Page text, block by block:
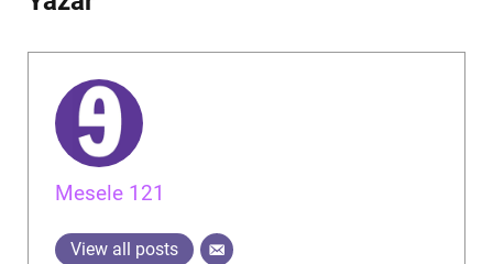
Mesele 121
View all posts